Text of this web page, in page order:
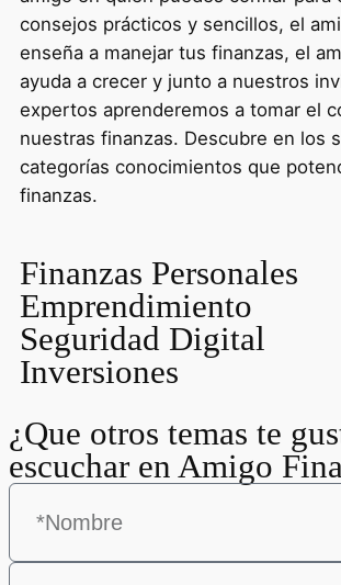
consejos prácticos y sencillos, el
enseña a manejar tus finanzas, el
ayuda a crecer y junto a nuestros
expertos aprenderemos a tomar el
nuestras finanzas. Descubre en los
categorías conocimientos que
finanzas.
Finanzas Personales
Emprendimiento
Seguridad Digital
Inversiones
¿Que otros temas te
escuchar en Amigo